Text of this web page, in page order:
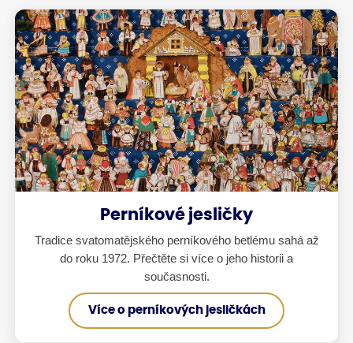
Perníkové jesličky
Tradice svatomatějského perníkového betlému sahá až
do roku 1972. Přečtěte si více o jeho historii a
současnosti.
Více o perníkových jesličkách